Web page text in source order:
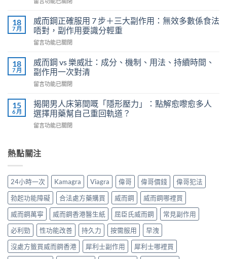
正
用
法
全
解
泌
尿
醫
教
你
安
效
改
早
洩〉
中
鍵
時
刻
不
軟
掉？
Kamagra
液
威
而
使
得
全
全
解
析〉
中
18
7 月
威而鋼正確服用 7 步＋三大副作用：無效多數係食法
唔對，副作用要識分輕重
在
而
鋼
正
確
用
7
步
＋
副
效
多
數
係
食
唔
對，
副
留言功能已關閉
18
7 月
威而鋼 vs 樂威壯：成分、機制、用法、持續時間、
副作用一次對清
在
而
鋼
vs
樂
成
制、
用
法、
持
續
時
間、
副
作
用
留言功能已關閉
15
6 月
揭開男人床第間嘅「隱形壓力」：點解愈嚟愈多人
選擇用藥幫自己重回軌道？
在
男
人
第
嘅
「隱
形
壓
力」：
點
解
愈
留言功能已關閉
熱點關注
24小時一次 Kamagra Viagra 偉哥 偉哥價錢
偉哥犯法
勃起功能障礙
合法處方藥購買 威而鋼
威而鋼哪裡買
威而鋼萬寧
威而鋼香港醫生紙 屈臣氏威而鋼
常見副作用
必利勁
性功能改善 持久力 按需服用
早洩
沒處方籤買威而鋼香港
犀利士副作用
犀利士哪裡買